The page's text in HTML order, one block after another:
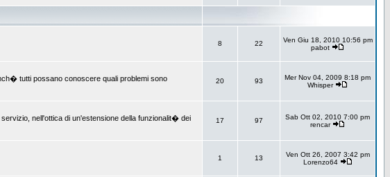
8 22
Ven Giu 18, 2010 10:56 pm
pabot
tutti possano conoscere quali problemi sono
20 93
Mer Nov 04, 2009 8:18 pm
Whisper
nell'ottica di un'estensione della funzionalit� dei
17 97
Sab Ott 02, 2010 7:00 pm
rencar
1 13
Ven Ott 26, 2007 3:42 pm
Lorenzo64